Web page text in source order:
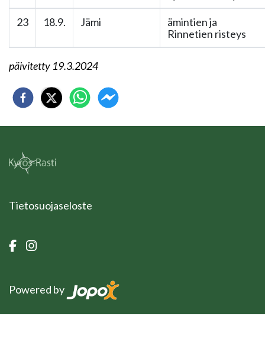
23 18.9. Jämi
ämintien ja
Rinnetien risteys
päivitetty 19.3.2024
Tietosuojaseloste
Powered by